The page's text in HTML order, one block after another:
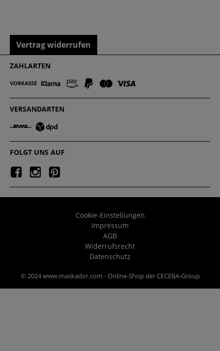
Vertrag widerrufen
ZAHLARTEN
VERSANDARTEN
FOLGT UNS AUF
Cookie-Einstellungen
Impressum
AGB
Widerrufsrecht
Datenschutz
© 2024 www.maskador.com - Online-Shop der CECEBA-Group